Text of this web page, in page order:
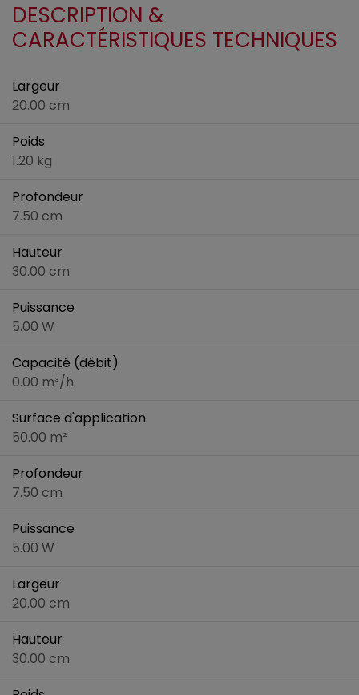
DESCRIPTION &
CARACTÉRISTIQUES TECHNIQUES
Largeur
20.00 cm
Poids
1.20 kg
Profondeur
7.50 cm
Hauteur
30.00 cm
Puissance
5.00 W
Capacité (débit)
0.00 m³/h
Surface d'application
50.00 m²
Profondeur
7.50 cm
Puissance
5.00 W
Largeur
20.00 cm
Hauteur
30.00 cm